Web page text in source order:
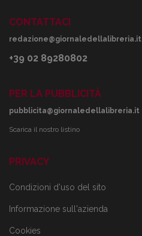
CONTATTACI
redazione@giornaledellalibreria.it
+39 02 89280802
PER LA PUBBLICITÀ
pubblicita@giornaledellalibreria.it
Scarica il nostro listino
PRIVACY
Condizioni d'uso del sito
Informazione sull'azienda
Cookies